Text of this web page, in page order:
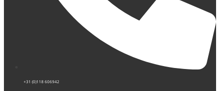
+31 (0)118 606942